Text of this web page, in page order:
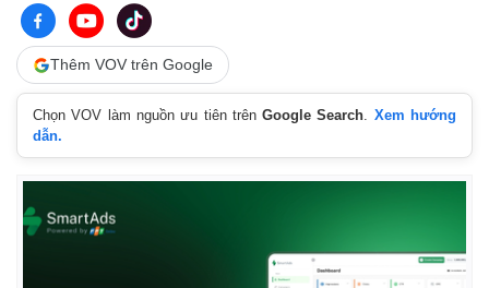
Thêm VOV trên Google
Chọn VOV làm nguồn ưu tiên trênGoogle Search. Xem hướng
dẫn.